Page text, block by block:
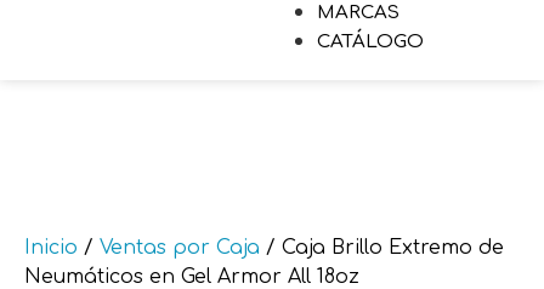
MARCAS
CATÁLOGO
Inicio / Ventas por Caja / Caja Brillo Extremo de
Neumáticos en Gel Armor All 18oz